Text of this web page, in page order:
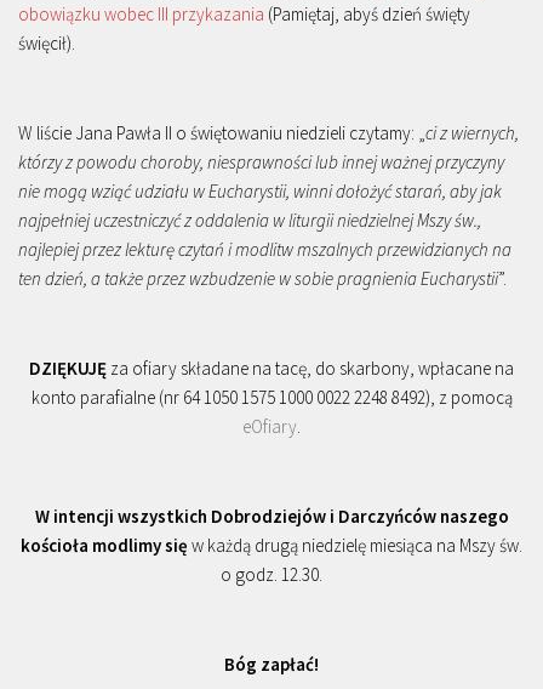
obowiązku wobec III przykazania (Pamiętaj, abyś dzień święty
święcił).
W liście Jana Pawła II o świętowaniu niedzieli czytamy: „ ci z wiernych,
którzy z powodu choroby, niesprawności lub innej ważnej przyczyny
nie mogą wziąć udziału w Eucharystii, winni dołożyć starań, aby jak
najpełniej uczestniczyć z oddalenia w liturgii niedzielnej Mszy św.,
najlepiej przez lekturę czytań i modlitw mszalnych przewidzianych na
ten dzień, a także przez wzbudzenie w sobie pragnienia Eucharystii”.
DZIĘKUJĘ za ofiary składane na tacę, do skarbony, wpłacane na
konto parafialne (nr 64 1050 1575 1000 0022 2248 8492), z pomocą
eOfiary
W intencji wszystkich Dobrodziejów i Darczyńców naszego
kościoła modlimy się w każdą drugą niedzielę miesiąca na Mszy św.
o godz. 12.30.
Bóg zapłać!